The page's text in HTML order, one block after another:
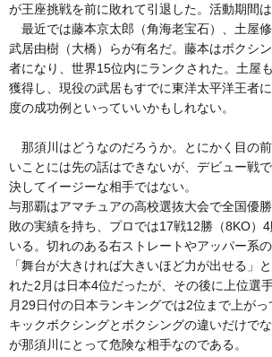
が王座挑戦を前に敗れて引退した。活動期間は
最近では藤本京太郎（角海老宝石）、土屋修
武居由樹（大橋）らが有名だ。藤本はボクシ
者になり、世界15位内にランクされた。土屋
獲得し、現役の武居もすでに東洋太平洋王者
度の成功例といっていいかもしれない。
那須川はどうなのだろうか。とにかく目の
いことには先の話はできないが、デビュー戦
決してイージーな相手ではない。
与那覇はアマチュアの高校選抜大会で全国優
敗の実績を持ち、プロでは17戦12勝（8KO）
いる。切れのある右ストレートやアッパー系の
「舞台が大きければ大きいほど力が出せる」
れた2月は日本4位だったが、その後に上位選
月29日付の日本ランキングでは2位まで上がっ
キックボクシングとボクシングの違いだけで
が那須川にとって危険な相手なのである。